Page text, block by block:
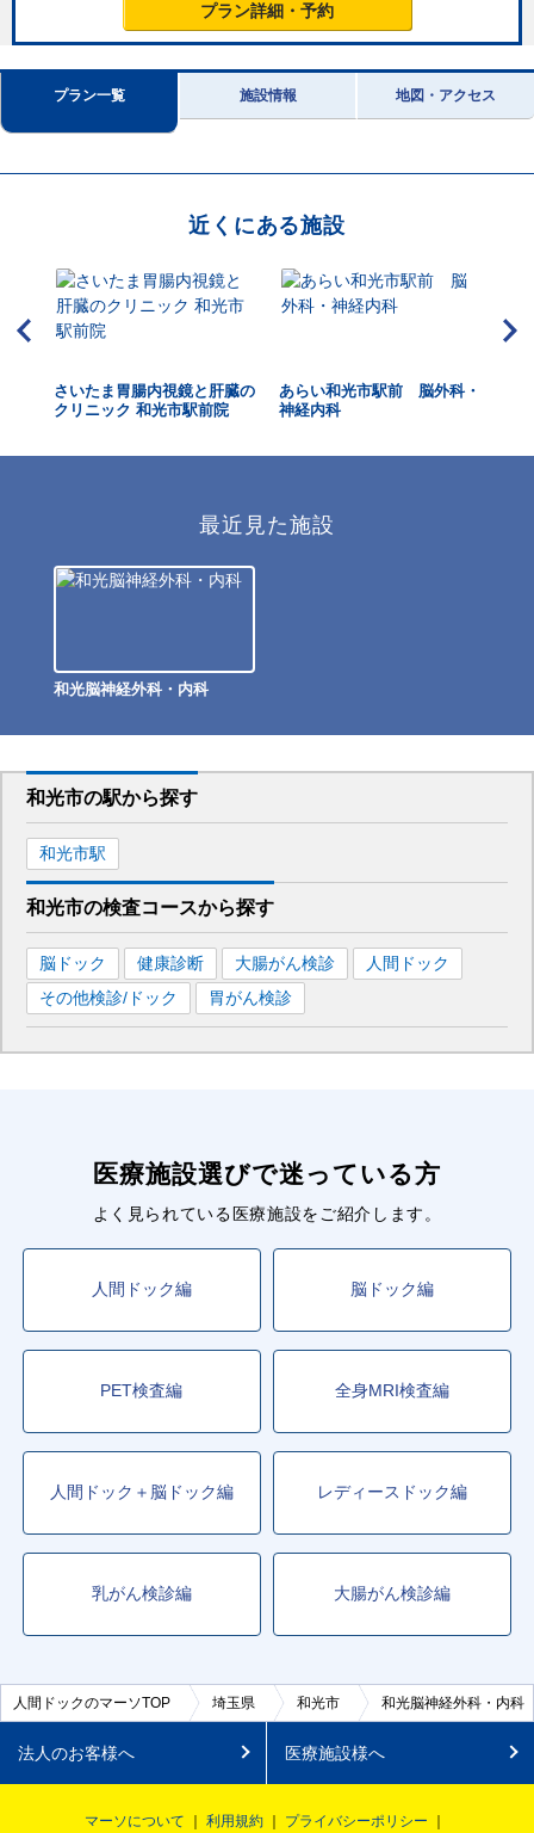
プラン詳細・予約
プラン一覧 施設情報 地図・アクセス
近くにある施設
さいたま胃腸内視鏡と肝臓の
クリニック 和光市駅前院
あらい和光市駅前 脳外科・
神経内科
最近見た施設
和光脳神経外科・内科
和光市の駅から探す
和光市駅
和光市の検査コースから探す
脳ドック 健康診断 大腸がん検診
人間ドック
その他検診/ドック
胃がん検診
医療施設選びで迷っている方
よく見られている医療施設をご紹介します。
人間ドック編 脳ドック編
PET検査編 全身MRI検査編
人間ドック＋脳ドック編 レディースドック編
乳がん検診編 大腸がん検診編
人間ドックのマーソTOP 埼玉県 和光市 和光脳神経外科・内科
法人のお客様へ 医療施設様へ
マーソについて 利用規約 プライバシーポリシー